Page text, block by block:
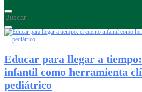
Educar para llegar a
infantil como herramienta
pediátrico